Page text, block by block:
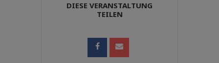
DIESE VERANSTALTUNG
TEILEN